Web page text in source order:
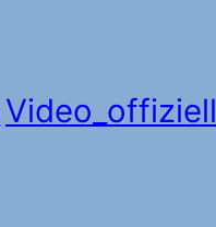
Video_offiziell